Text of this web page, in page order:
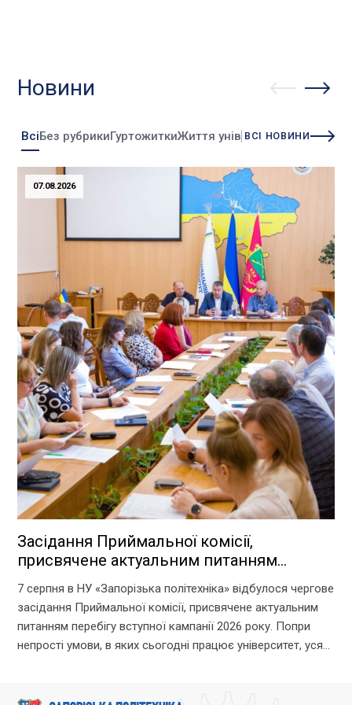
Новини
ВсіБез рубрикиГуртожиткиЖиття університетуЗміни
ВСІ НОВИНИ
07.08.2026
Засідання Приймальної комісії,
присвячене актуальним питанням
перебігу вступної кампанії 2026 року
7 серпня в НУ «Запорізька політехніка» відбулося чергове
засідання Приймальної комісії, присвячене актуальним
питанням перебігу вступної кампанії 2026 року. Попри
непрості умови, в яких сьогодні працює університет, уся